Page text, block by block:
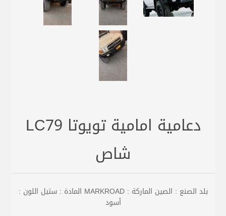
دعامية امامية تويوتا LC79
شاص
بلد الصنع : الصين الماركة : MARKROAD المادة : ستيل اللون :
أسود